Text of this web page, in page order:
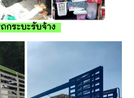
กระบะรับจ้าง